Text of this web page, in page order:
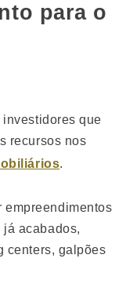
para o
que
recursos nos
.
empreendimentos
acabados,
centers, galpões